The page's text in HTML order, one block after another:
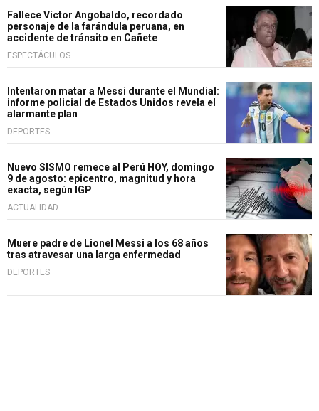
Fallece Víctor Angobaldo, recordado
personaje de la farándula peruana, en
accidente de tránsito en Cañete
ESPECTÁCULOS
Intentaron matar a Messi durante el Mundial:
informe policial de Estados Unidos revela el
alarmante plan
DEPORTES
Nuevo SISMO remece al Perú HOY, domingo
9 de agosto: epicentro, magnitud y hora
exacta, según IGP
ACTUALIDAD
Muere padre de Lionel Messi a los 68 años
tras atravesar una larga enfermedad
DEPORTES